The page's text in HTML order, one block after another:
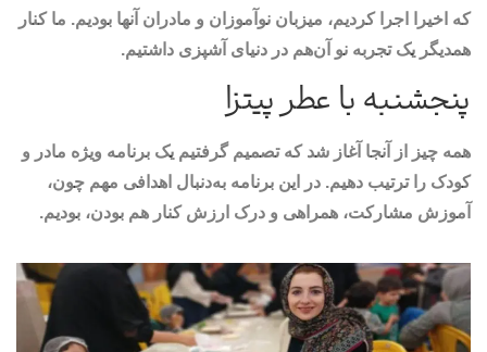
که اخیرا اجرا کردیم، میزبان نوآموزان و مادران آنها بودیم. ما کنار
همدیگر یک تجربه نو آن‌هم در دنیای آشپزی داشتیم.
پنجشنبه با عطر پیتزا
همه چیز از آنجا آغاز شد که تصمیم گرفتیم یک برنامه ویژه مادر و
کودک را ترتیب دهیم. در این برنامه‌ به‌دنبال اهدافی مهم چون،
آموزش مشارکت، همراهی و درک ارزش کنار هم بودن، بودیم.